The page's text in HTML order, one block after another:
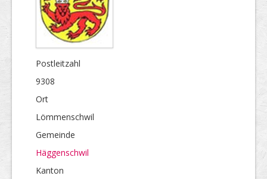
Postleitzahl
9308
Ort
Lömmenschwil
Gemeinde
Häggenschwil
Kanton